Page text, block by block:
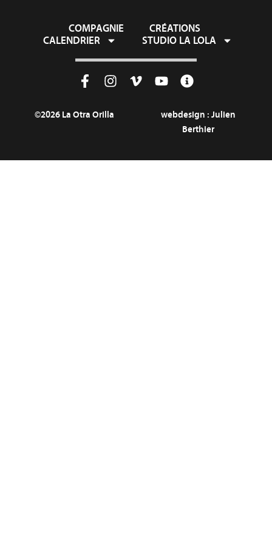
COMPAGNIE
CRÉATIONS
CALENDRIER
STUDIO LA LOLA
©2026 La Otra Orilla webdesign : Julien
Berthier